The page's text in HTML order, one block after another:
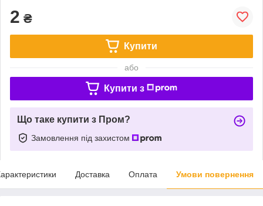
2 ₴
Купити
або
Купити з
Що таке купити з Пром?
Замовлення під захистом
Доставка Оплата Умови повернення